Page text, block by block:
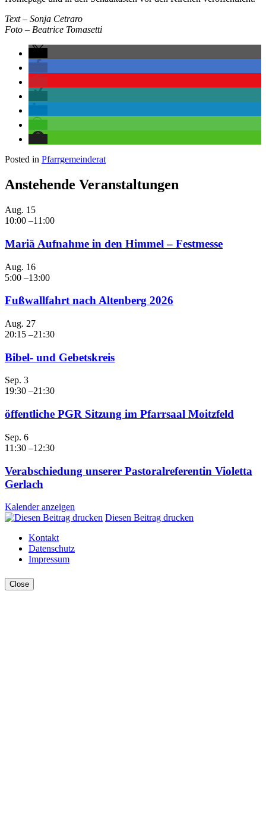
Text – Sonja Cetraro
Foto – Beatrice Tomasetti
Posted in Pfarrgemeinderat
Anstehende Veranstaltungen
Aug. 15
10:00 –11:00
Mariä Aufnahme in den Himmel – Festmesse
Aug. 16
5:00 –13:00
Fußwallfahrt nach Altenberg 2026
Aug. 27
20:15 –21:30
Bibel- und Gebetskreis
Sep. 3
19:30 –21:30
öffentliche PGR Sitzung im Pfarrsaal Moitzfeld
Sep. 6
11:30 –12:30
Verabschiedung unserer Pastoralreferentin Violetta
Gerlach
Kalender anzeigen
Diesen Beitrag drucken
Kontakt
Datenschutz
Impressum
Close